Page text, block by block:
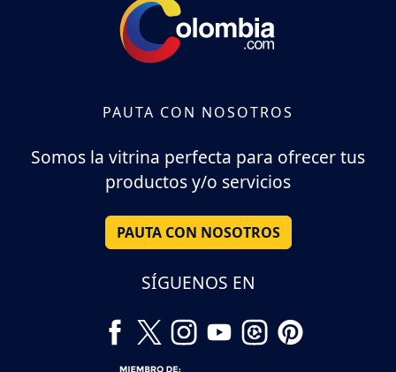
PAUTA CON NOSOTROS
Somos la vitrina perfecta para ofrecer tus
productos y/o servicios
PAUTA CON NOSOTROS
SÍGUENOS EN